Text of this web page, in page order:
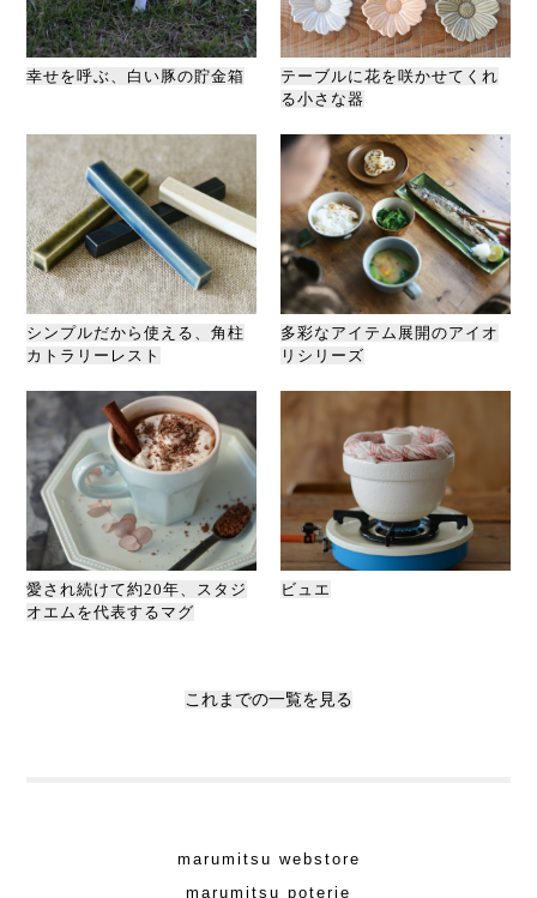
幸せを呼ぶ、白い豚の貯金箱
テーブルに花を咲かせてくれ
る小さな器
シンプルだから使える、角柱
カトラリーレスト
多彩なアイテム展開のアイオ
リシリーズ
愛され続けて約20年、スタジ
オエムを代表するマグ
ビュエ
これまでの一覧を見る
marumitsu webstore
marumitsu poterie